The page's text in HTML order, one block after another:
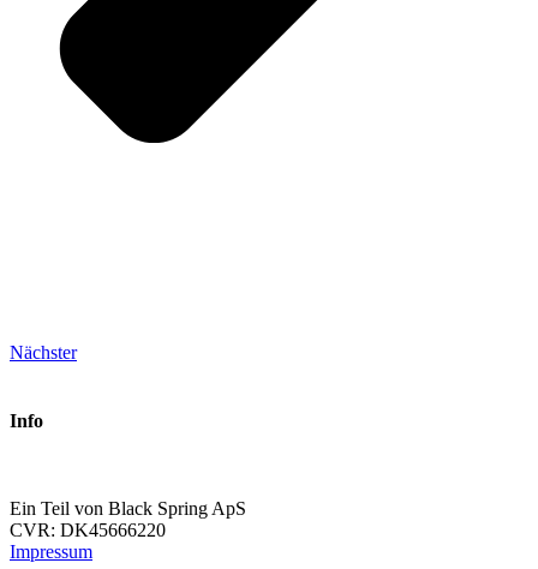
Nächster
Info
Ein Teil von Black Spring ApS
CVR: DK45666220
Impressum